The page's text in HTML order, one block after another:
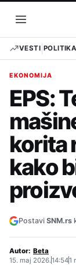
sadržaj
Otvori
meni
VESTI POLITIKA
EKONOMIJA
EPS:
korita
kako
Postavi SNM.rs
Autor: Beta
15. maj 2026.14:541